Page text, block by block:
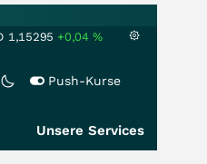
1,15295 +0,04 %
Push-Kurse
Unsere Services